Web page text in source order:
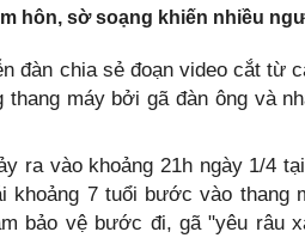
hôn, sờ soạng khiến nhiều
đàn chia sẻ đoạn video cắt từ
máy bởi gã đàn ông và
ra vào khoảng 21h ngày 1/4
khoảng 7 tuổi bước vào thang
bảo vệ bước đi, gã "yêu râu